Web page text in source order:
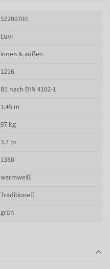
52200700
Luvi
innen & außen
1216
B1 nach DIN 4102-1
1.45 m
97 kg
3.7 m
1360
warmweiß
Traditionell
grün